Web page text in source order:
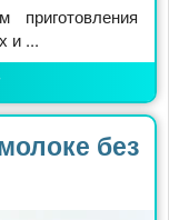
и ...
без